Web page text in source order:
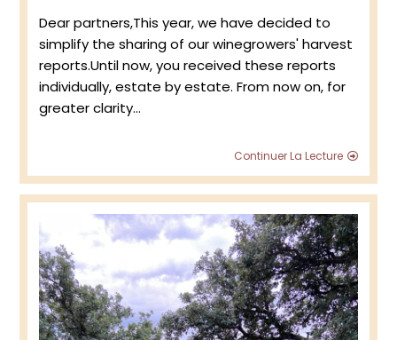
Dear partners,This year, we have decided to
simplify the sharing of our winegrowers' harvest
reports.Until now, you received these reports
individually, estate by estate. From now on, for
greater clarity…
Continuer La Lecture
2025